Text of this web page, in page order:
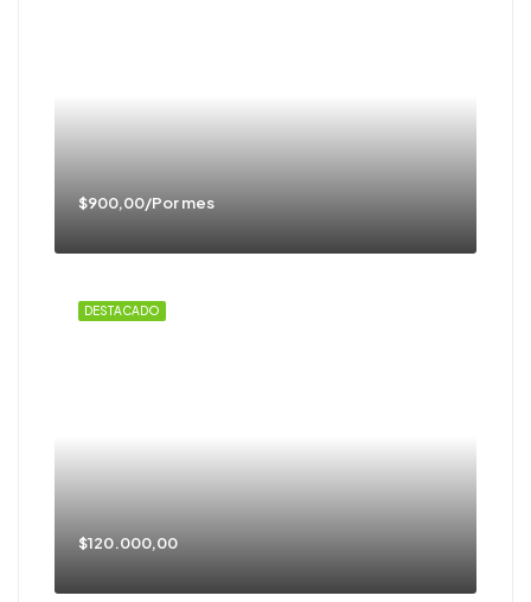
$900,00/Por mes
DESTACADO
$120.000,00